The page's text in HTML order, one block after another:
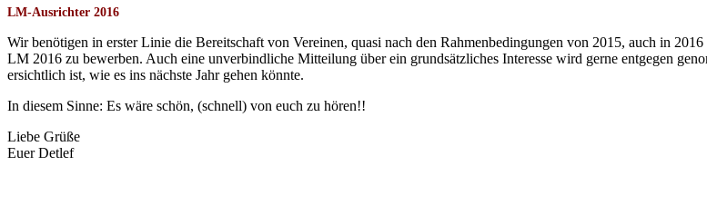
LM-Ausrichter 2016
Wir benötigen in erster Linie die Bereitschaft von Vereinen, quasi nach den Rahmenbedingungen von 2015, auch in
LM 2016 zu bewerben. Auch eine unverbindliche Mitteilung über ein grundsätzliches Interesse wird gerne entgegen
ersichtlich ist, wie es ins nächste Jahr gehen könnte.
In diesem Sinne: Es wäre schön, (schnell) von euch zu hören!!
Liebe Grüße
Euer Detlef